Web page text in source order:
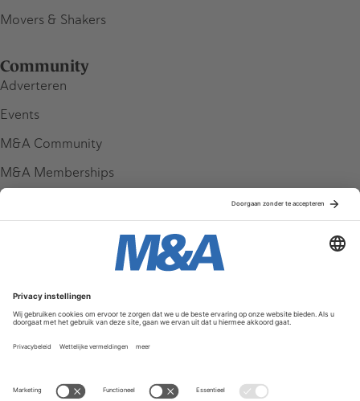
Movers & Shakers
Community
Adverteren
Events
M&A Community
M&A Memberships
Service & Contact
Contact
FAQ
Werken bij ons